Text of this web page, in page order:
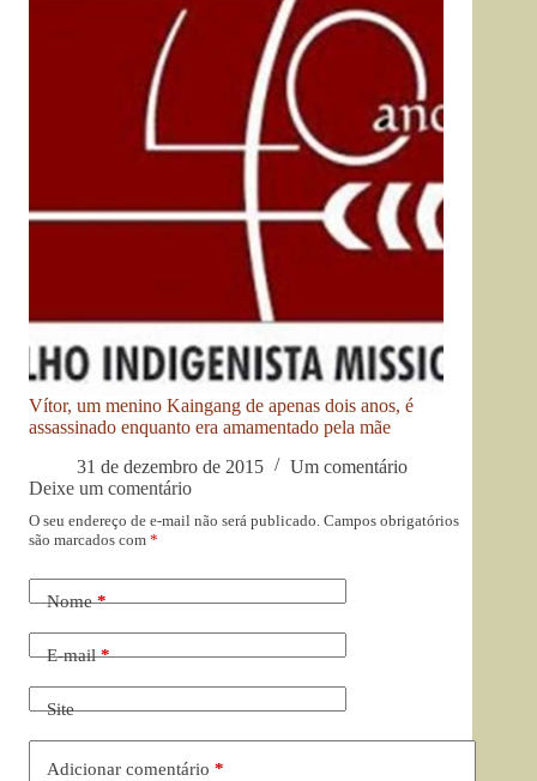
Vítor, um menino Kaingang de apenas dois anos, é
assassinado enquanto era amamentado pela mãe
31 de dezembro de 2015
Um comentário
Deixe um comentário
O seu endereço de e-mail não será publicado. Campos obrigatórios
são marcados com *
Nome*
E-mail*
Site
Adicionar comentário *